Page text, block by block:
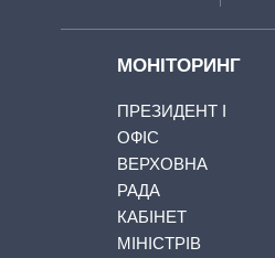
МОНІТОРИНГ
ПРЕЗИДЕНТ І
ОФІС
ВЕРХОВНА
РАДА
КАБІНЕТ
МІНІСТРІВ